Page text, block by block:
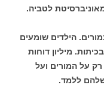
לטביה.
הילדים שומעים
מיליון דוחות
על המורים ועל
ללמד.